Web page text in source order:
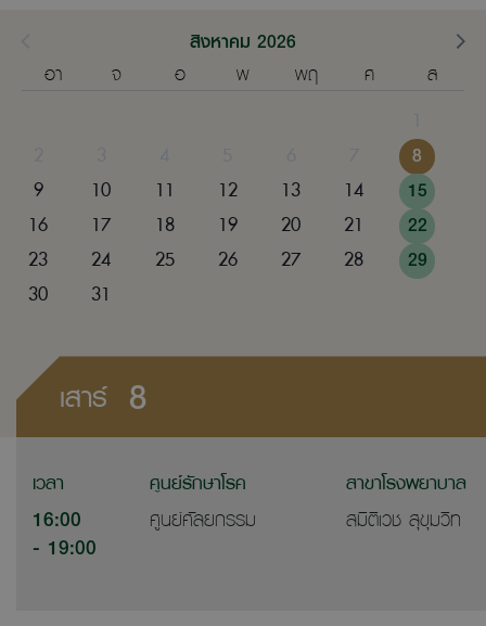
สิงหาคม 2026
อา
จ อ พ พฤ ศ
ส
8
9
10 11 12 13 14
15
16
17 18 19 20 21
22
23
24 25 26 27 28
29
30
31
เสาร์ 8
เวลา ศูนย์รักษาโรค สาขาโรงพยาบาล
16:00
- 19:00
ศูนย์ศัลยกรรม สมิติเวช สุขุมวิท